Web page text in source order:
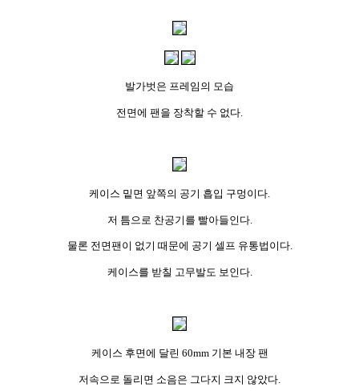
발가벗은 프레임의 모습
전면에 팬을 장착할 수 없다.
케이스 밑면 앞쪽의 공기 흡입 구멍이다.
저 틈으로 찬공기를 빨아들인다.
물론 전면팬이 없기 때문에 공기 셀프 유통법이다.
케이스를 받칠 고무발도 보인다.
케이스 후면에 달린 60mm 기본 내장 팬
저속으로 돌리면 소음은 그다지 크지 않았다.